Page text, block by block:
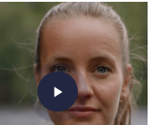
play_arrow